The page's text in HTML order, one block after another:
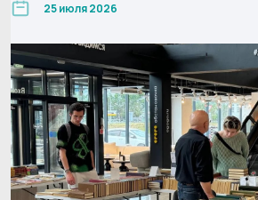
25 июля 2026
Обращение
В ближайшее время мы